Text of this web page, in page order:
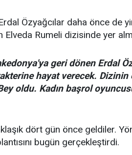
Özyağcılar daha önce de
Rumeli dizisinde yer
geri dönen Erdal
hayat verecek. Dizinin
oldu. Kadın başrol
dört gün önce geldiler.
bugün gerçekleştirdi.